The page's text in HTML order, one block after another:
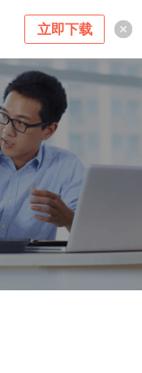
立即下载